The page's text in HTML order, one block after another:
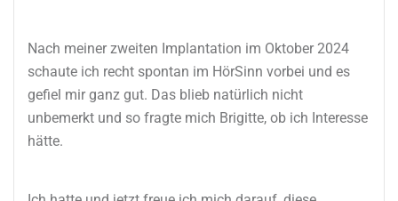
Nach meiner zweiten Implantation im Oktober 2024
schaute ich recht spontan im HörSinn vorbei und es
gefiel mir ganz gut. Das blieb natürlich nicht
unbemerkt und so fragte mich Brigitte, ob ich Interesse
hätte.